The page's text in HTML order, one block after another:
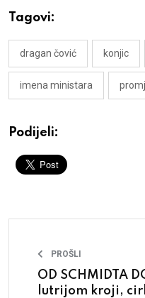
Tagovi:
dragan čović konjic
imena ministara
Podijeli:
PROŠLI
OD SCHMIDTA
lutrijom kroji,